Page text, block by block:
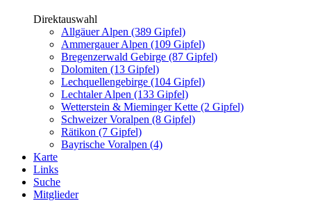
Direktauswahl
Allgäuer Alpen (389 Gipfel)
Ammergauer Alpen (109 Gipfel)
Bregenzerwald Gebirge (87 Gipfel)
Dolomiten (13 Gipfel)
Lechquellengebirge (104 Gipfel)
Lechtaler Alpen (133 Gipfel)
Wetterstein & Mieminger Kette (2 Gipfel)
Schweizer Voralpen (8 Gipfel)
Rätikon (7 Gipfel)
Bayrische Voralpen (4)
Karte
Links
Suche
Mitglieder